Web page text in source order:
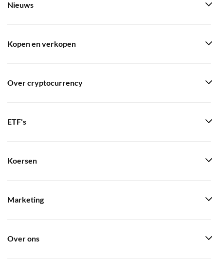
Nieuws
Kopen en verkopen
Over cryptocurrency
ETF's
Koersen
Marketing
Over ons